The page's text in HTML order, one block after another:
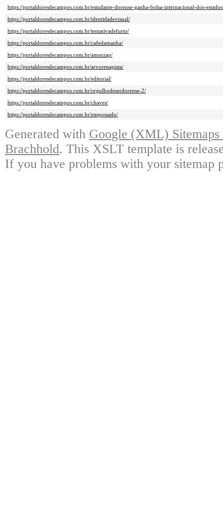
https://portaldoresdecampos.com.br/estudante-dorense-ganha-bolsa-internacional-dos-
https://portaldoresdecampos.com.br/identidadevisual/
https://portaldoresdecampos.com.br/tentativadefurto/
https://portaldoresdecampos.com.br/cafedamanha/
https://portaldoresdecampos.com.br/amorzap/
https://portaldoresdecampos.com.br/arvorenapista/
https://portaldoresdecampos.com.br/editorial/
https://portaldoresdecampos.com.br/orgulhodeserdorense-2/
https://portaldoresdecampos.com.br/chaves/
https://portaldoresdecampos.com.br/empossado/
Generated with Google (XML)
Brachhold. This XSLT template is
If you have problems with your sitemap